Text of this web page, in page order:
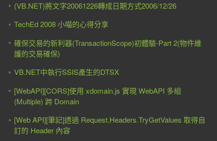
(VB.NET)將文字20061226轉成日期方式2006/12/26
TechEd 2008 小喵的心得分享
確保交易的新利器(TransactionScope)初體驗-Part 2(物件維
護的交易確保)
VB.NET中執行SSIS產生的DTSX
[WebAPI][CORS]使用 xdomain.js 實現 WebAPI 多組
(Multiple) 跨 Domain
[Web API][筆記]透過 Request.Headers.TryGetValues 取得自
訂的 Header 內容